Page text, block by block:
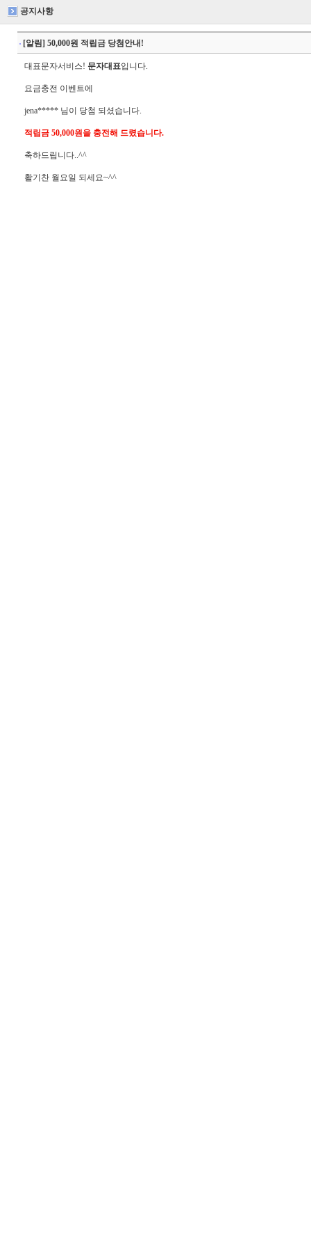
공지사항
[알림] 50,000원 적립금 당첨안내!
대표문자서비스! 문자대표입니다.
요금충전 이벤트에
jena*****님이 당첨 되셨습니다.
적립금 50,000원을 충전해 드렸습니다.
축하드립니다..^^
활기찬 월요일 되세요~^^